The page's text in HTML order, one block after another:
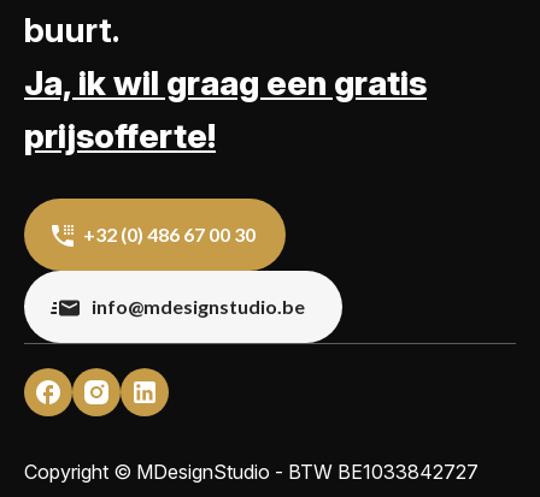
buurt.
Ja, ik wil graag een gratis
prijsofferte!
+32 (0) 486 67 00 30
info@mdesignstudio.be
Copyright © MDesignStudio - BTW BE1033842727